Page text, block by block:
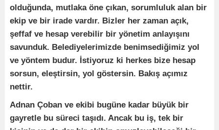
olduğunda, mutlaka öne çıkan, sorumluluk alan bir
ekip ve bir irade vardır. Bizler her zaman açık,
şeffaf ve hesap verebilir bir yönetim anlayışını
savunduk. Belediyelerimizde benimsediğimiz yol
ve yöntem budur. İstiyoruz ki herkes bize hesap
sorsun, eleştirsin, yol göstersin. Bakış açımız
nettir.
Adnan Çoban ve ekibi bugüne kadar büyük bir
gayretle bu süreci taşıdı. Ancak bu iş, tek bir